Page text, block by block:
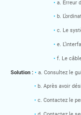
• a. Erreur
• b.
• c. Le
• e.
• f. Le
Solution : • a. Consultez le
• b. Après avoir
• c. Contactez le